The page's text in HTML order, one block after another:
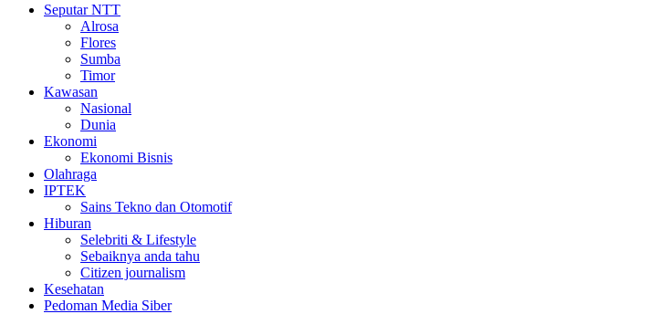
Seputar NTT
Alrosa
Flores
Sumba
Timor
Kawasan
Nasional
Dunia
Ekonomi
Ekonomi Bisnis
Olahraga
IPTEK
Sains Tekno dan Otomotif
Hiburan
Selebriti & Lifestyle
Sebaiknya anda tahu
Citizen journalism
Kesehatan
Pedoman Media Siber